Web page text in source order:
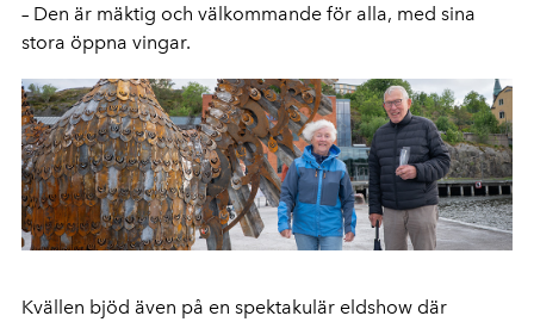
– Den är mäktig och välkommande för alla, med sina
stora öppna vingar.
Kvällen bjöd även på en spektakulär eldshow där